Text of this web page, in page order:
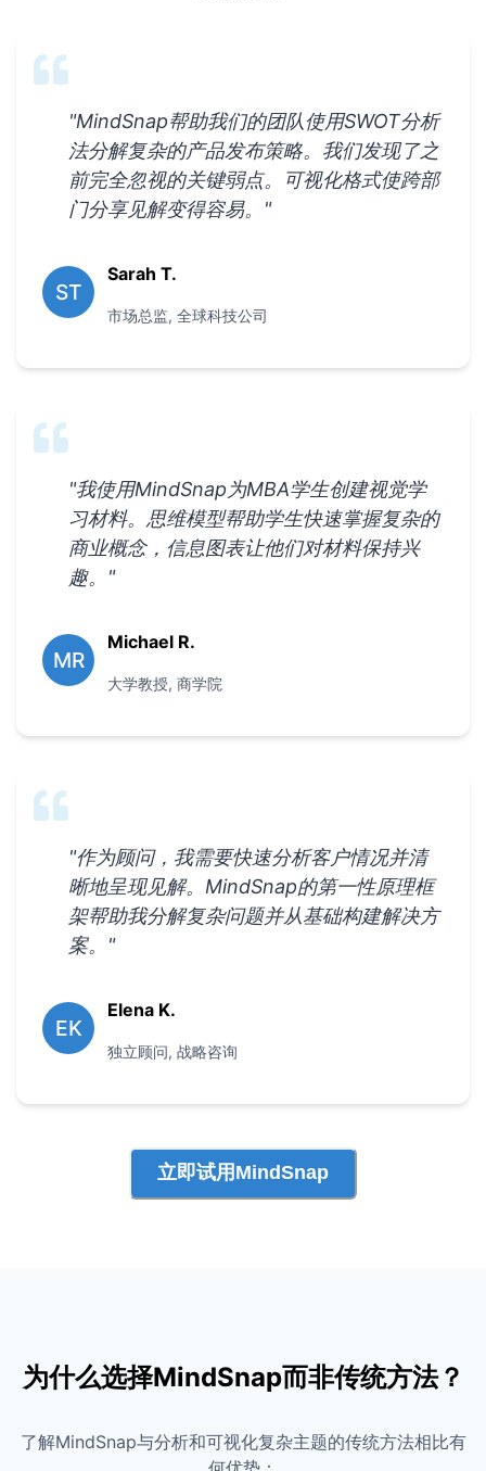
"MindSnap帮助我们的团队使用SWOT分析
法分解复杂的产品发布策略。我们发现了之
前完全忽视的关键弱点。可视化格式使跨部
门分享见解变得容易。 "
ST
Sarah T.
市场总监, 全球科技公司
"我使用MindSnap为MBA学生创建视觉学
习材料。思维模型帮助学生快速掌握复杂的
商业概念，信息图表让他们对材料保持兴
趣。 "
MR
Michael R.
大学教授, 商学院
"作为顾问，我需要快速分析客户情况并清
晰地呈现见解。MindSnap的第一性原理框
架帮助我分解复杂问题并从基础构建解决方
案。 "
EK
Elena K.
独立顾问, 战略咨询
立即试用MindSnap
为什么选择MindSnap而非传统方法？
了解MindSnap与分析和可视化复杂主题的传统方法相比有